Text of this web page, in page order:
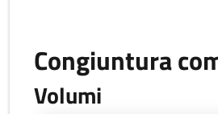
Congiuntura
Volumi